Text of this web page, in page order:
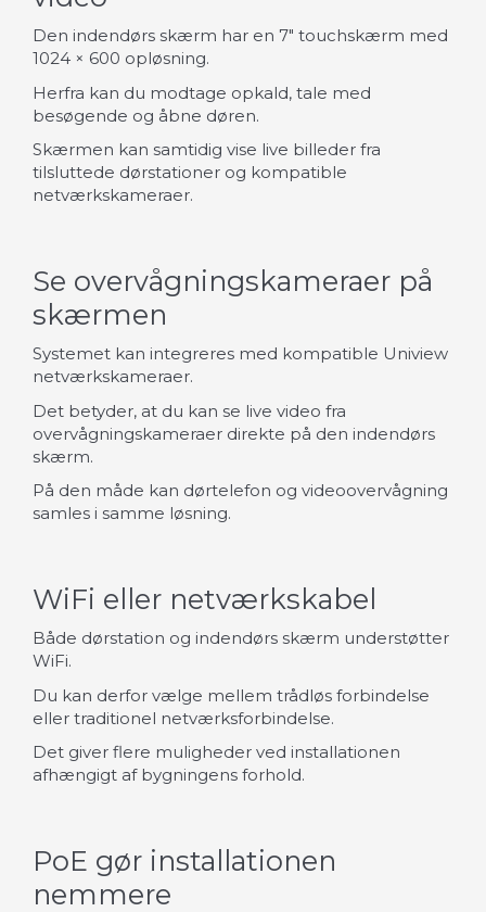
Den indendørs skærm har en 7" touchskærm med
1024 × 600 opløsning.
Herfra kan du modtage opkald, tale med
besøgende og åbne døren.
Skærmen kan samtidig vise live billeder fra
tilsluttede dørstationer og kompatible
netværkskameraer.
Se overvågningskameraer på
skærmen
Systemet kan integreres med kompatible Uniview
netværkskameraer.
Det betyder, at du kan se live video fra
overvågningskameraer direkte på den indendørs
skærm.
På den måde kan dørtelefon og videoovervågning
samles i samme løsning.
WiFi eller netværkskabel
Både dørstation og indendørs skærm understøtter
WiFi.
Du kan derfor vælge mellem trådløs forbindelse
eller traditionel netværksforbindelse.
Det giver flere muligheder ved installationen
afhængigt af bygningens forhold.
PoE gør installationen
nemmere